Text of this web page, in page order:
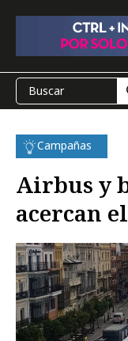
Campañas
Airbus y
acercan